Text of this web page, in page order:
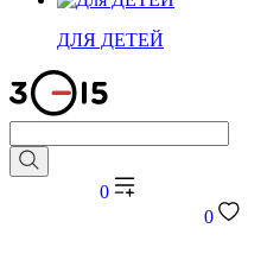
ДЛЯ ДЕТЕЙ
0
0